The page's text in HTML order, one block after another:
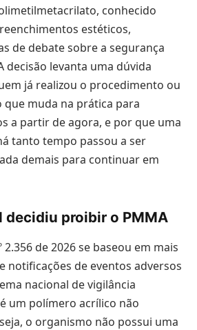
conhecido
estéticos,
de debate sobre a segurança
decisão levanta uma dúvida
já realizou o procedimento ou
que muda na prática para
a partir de agora, e por que uma
tanto tempo passou a ser
demais para continuar em
decidiu proibir o PMMA
2.356 de 2026 se baseou em mais
notificações de eventos adversos
nacional de vigilância
um polímero acrílico não
o organismo não possui uma